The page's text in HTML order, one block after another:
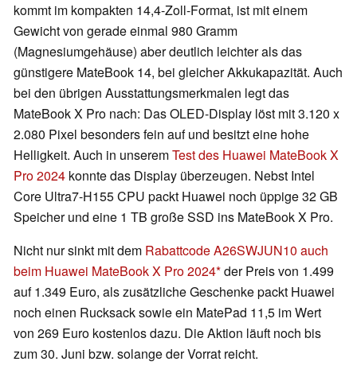
kommt im kompakten 14,4-Zoll-Format, ist mit einem
Gewicht von gerade einmal 980 Gramm
(Magnesiumgehäuse) aber deutlich leichter als das
günstigere MateBook 14, bei gleicher Akkukapazität. Auch
bei den übrigen Ausstattungsmerkmalen legt das
MateBook X Pro nach: Das OLED-Display löst mit 3.120 x
2.080 Pixel besonders fein auf und besitzt eine hohe
Helligkeit. Auch in unseremTest des Huawei MateBook X
Pro 2024 konnte das Display überzeugen. Nebst Intel
Core Ultra7-H155 CPU packt Huawei noch üppige 32 GB
Speicher und eine 1 TB große SSD ins MateBook X Pro.
Nicht nur sinkt mit dem Rabattcode A26SWJUN10 auch
beim Huawei MateBook X Pro 2024 der Preis von 1.499
auf 1.349 Euro, als zusätzliche Geschenke packt Huawei
noch einen Rucksack sowie ein MatePad 11,5 im Wert
von 269 Euro kostenlos dazu. Die Aktion läuft noch bis
zum 30. Juni bzw. solange der Vorrat reicht.